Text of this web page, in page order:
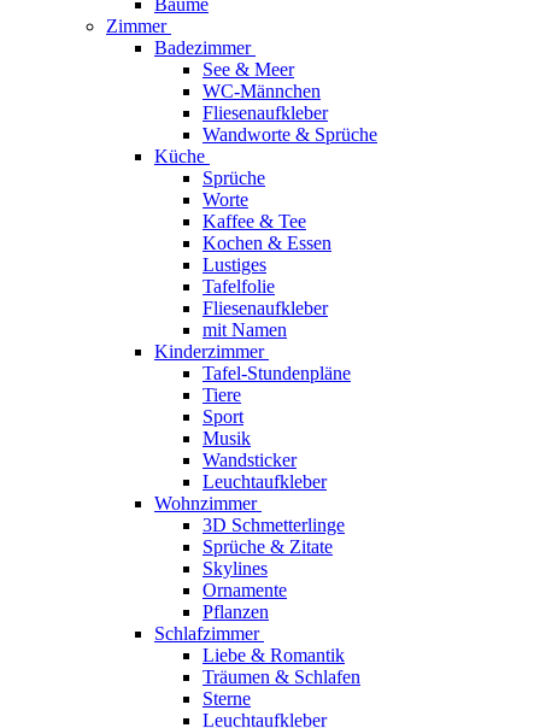
Bäume
Zimmer
Badezimmer
See & Meer
WC-Männchen
Fliesenaufkleber
Wandworte & Sprüche
Küche
Sprüche
Worte
Kaffee & Tee
Kochen & Essen
Lustiges
Tafelfolie
Fliesenaufkleber
mit Namen
Kinderzimmer
Tafel-Stundenpläne
Tiere
Sport
Musik
Wandsticker
Leuchtaufkleber
Wohnzimmer
3D Schmetterlinge
Sprüche & Zitate
Skylines
Ornamente
Pflanzen
Schlafzimmer
Liebe & Romantik
Träumen & Schlafen
Sterne
Leuchtaufkleber